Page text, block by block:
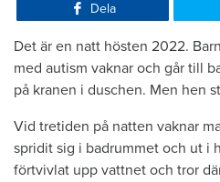
Dela
Det är en natt hösten 2022.
med autism vaknar och går till
på kranen i duschen. Men hen
Vid tretiden på natten vaknar
spridit sig i badrummet och ut i
förtvivlat upp vattnet och tror